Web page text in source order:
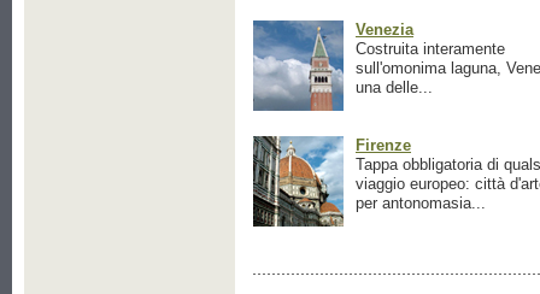
Venezia
Costruita interamente
sull'omonima laguna,
una delle...
Firenze
Tappa obbligatoria di
viaggio europeo: città
per antonomasia...